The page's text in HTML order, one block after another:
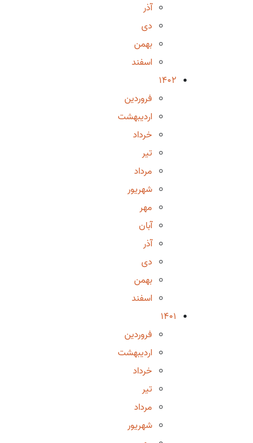
آذر
دی
بهمن
اسفند
1402
فروردین
اردیبهشت
خرداد
تیر
مرداد
شهریور
مهر
آبان
آذر
دی
بهمن
اسفند
1401
فروردین
اردیبهشت
خرداد
تیر
مرداد
شهریور